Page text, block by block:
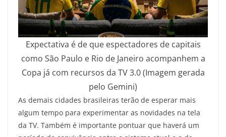
Expectativa é de que espectadores de capitais
como São Paulo e Rio de Janeiro acompanhem a
Copa já com recursos da TV 3.0 (Imagem gerada
pelo Gemini)
As demais cidades brasileiras terão de esperar mais
algum tempo para experimentar as novidades na tela
da TV. Também é importante pontuar que haverá um